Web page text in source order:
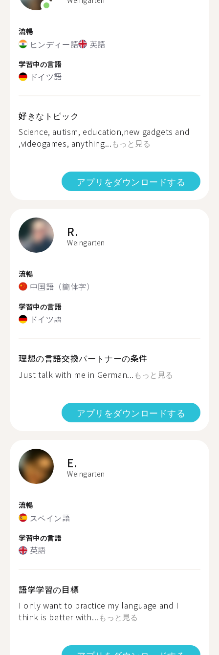
流暢
ヒンディー語 英語
学習中の言語
ドイツ語
好きなトピック
Science, autism, education,new gadgets and
,videogames, anything...もっと見る
アプリをダウンロードする
R.
Weingarten
流暢
中国語（簡体字）
学習中の言語
ドイツ語
理想の言語交換パートナーの条件
Just talk with me in German... もっと見る
アプリをダウンロードする
E.
Weingarten
流暢
スペイン語
学習中の言語
英語
語学学習の目標
I only want to practice my language and I
think is better with... もっと見る